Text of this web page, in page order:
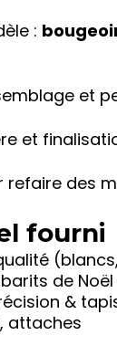
:
et
et
refaire des
fourni
de
&
attaches